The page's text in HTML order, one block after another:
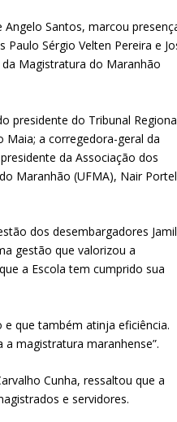
Santos, marcou
Sérgio Velten Pereira e
Magistratura do Maranhão
presidente do Tribunal
Maia; a corregedora-geral da
da Associação dos
Maranhão (UFMA), Nair
dos desembargadores Jamil
gestão que valorizou a
a Escola tem cumprido sua
que também atinja eficiência.
magistratura maranhense”.
Cunha, ressaltou que a
e servidores.